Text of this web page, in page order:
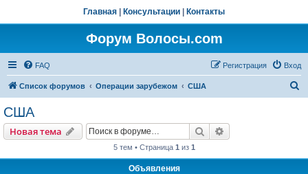
Главная Консультации Контакты
Форум Волосы.com
FAQ Вход
Регистрация
Список форумов Операции зарубежом США
США
Новая тема Поиск
5 тем • Страница 1 из 1
Объявления